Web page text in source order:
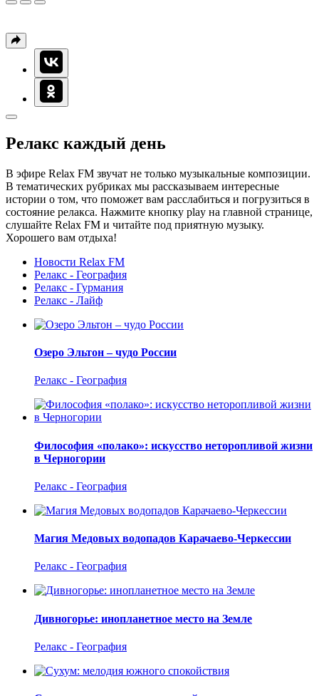
Релакс каждый день
В эфире Relax FM звучат не только музыкальные композиции.
В тематических рубриках мы рассказываем интересные
истории о том, что поможет вам расслабиться и погрузиться в
состояние релакса. Нажмите кнопку play на главной странице,
слушайте Relax FM и читайте под приятную музыку.
Хорошего вам отдыха!
Новости Relax FM
Релакс - География
Релакс - Гурмания
Релакс - Лайф
Озеро Эльтон – чудо России
Релакс - География
Философия «полако»: искусство неторопливой жизни
в Черногории
Релакс - География
Магия Медовых водопадов Карачаево-Черкессии
Релакс - География
Дивногорье: инопланетное место на Земле
Релакс - География